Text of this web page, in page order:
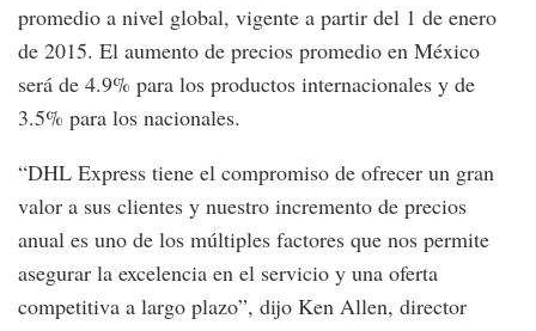
promedio a nivel global, vigente a partir del 1 de enero
de 2015. El aumento de precios promedio en México
será de 4.9% para los productos internacionales y de
3.5% para los nacionales.
“DHL Express tiene el compromiso de ofrecer un gran
valor a sus clientes y nuestro incremento de precios
anual es uno de los múltiples factores que nos permite
asegurar la excelencia en el servicio y una oferta
competitiva a largo plazo”, dijo Ken Allen, director